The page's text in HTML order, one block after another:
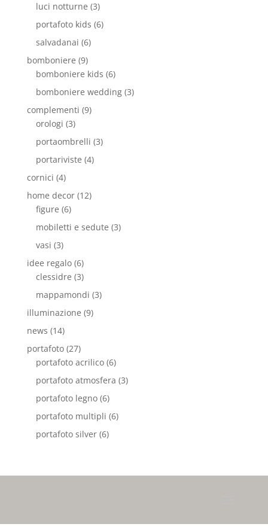
luci notturne (3)
portafoto kids (6)
salvadanai (6)
bomboniere (9)
bomboniere kids (6)
bomboniere wedding(3)
complementi (9)
orologi (3)
portaombrelli (3)
portariviste (4)
cornici (4)
home decor(12)
figure (6)
mobiletti e sedute (3)
vasi (3)
idee regalo(6)
clessidre (3)
mappamondi (3)
illuminazione (9)
news (14)
portafoto(27)
portafoto acrilico(6)
portafoto atmosfera (3)
portafoto legno(6)
portafoto multipli (6)
portafoto silver(6)